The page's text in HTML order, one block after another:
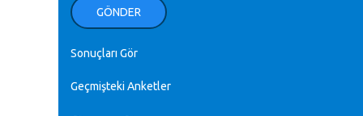
ellerinden benim için öpün.
Kurtuluş Çelebi - 07.01.2023
♪
Mavi Nota - 24.11.2022
GÖNDER
Sonuçları Gör
Geçmişteki Anketler